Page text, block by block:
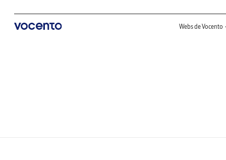
Webs de Vocento